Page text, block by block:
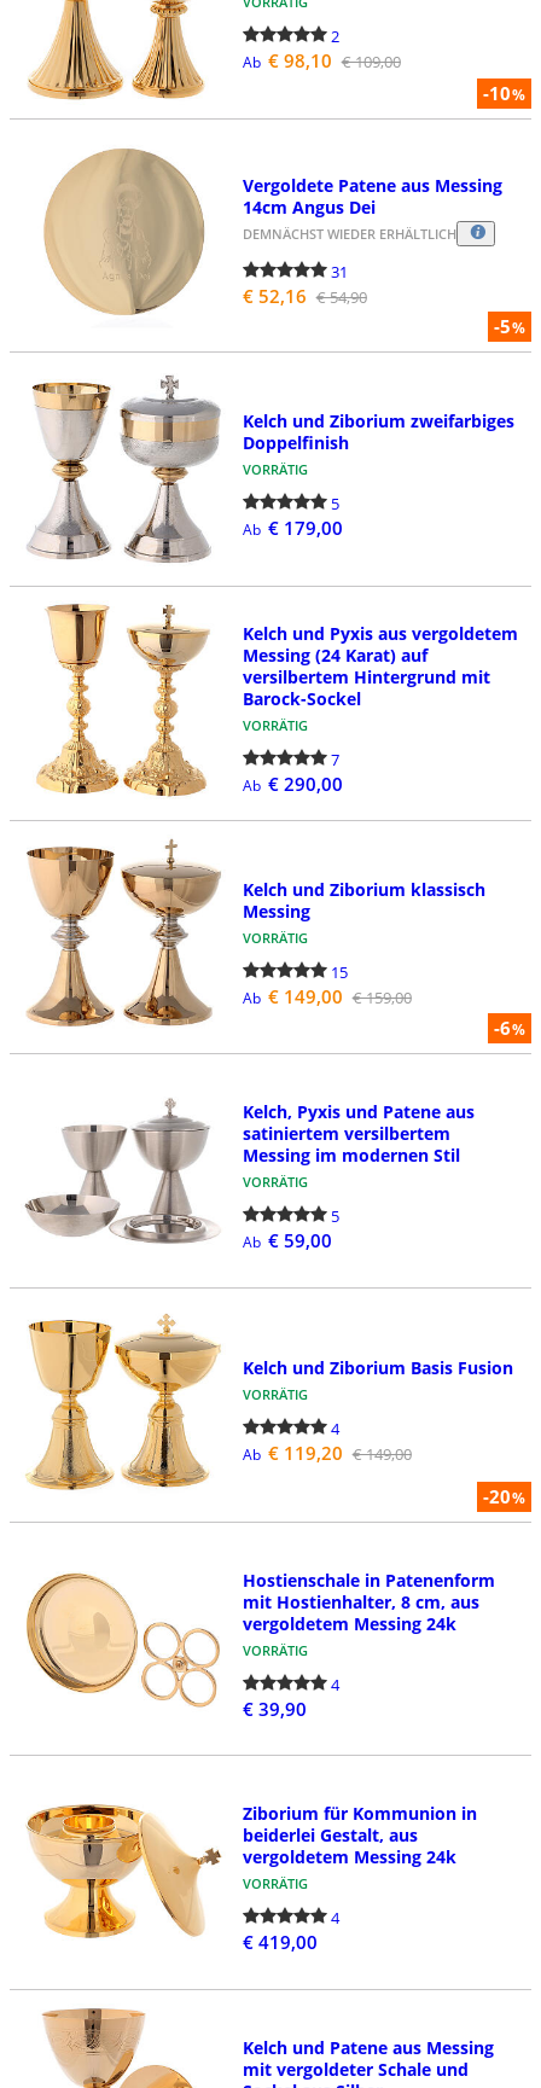
-10%
2
Ab € 98,10 € 109,00
-5%
Vergoldete Patene aus Messing
14cm Angus Dei
DEMNÄCHST WIEDER ERHÄLTLICH
31
€ 52,16 € 54,90
Kelch und Ziborium zweifarbiges
Doppelfinish
VORRÄTIG
5
Ab € 179,00
Kelch und Pyxis aus vergoldetem
Messing (24 Karat) auf
versilbertem Hintergrund mit
Barock-Sockel
VORRÄTIG
7
Ab € 290,00
-6%
Kelch und Ziborium klassisch
Messing
VORRÄTIG
15
Ab € 149,00 € 159,00
Kelch, Pyxis und Patene aus
satiniertem versilbertem
Messing im modernen Stil
VORRÄTIG
5
Ab € 59,00
-20%
Kelch und Ziborium Basis Fusion
VORRÄTIG
4
Ab € 119,20 € 149,00
Hostienschale in Patenenform
mit Hostienhalter, 8 cm, aus
vergoldetem Messing 24k
VORRÄTIG
4
€ 39,90
Ziborium für Kommunion in
beiderlei Gestalt, aus
vergoldetem Messing 24k
VORRÄTIG
4
€ 419,00
Kelch und Patene aus Messing
mit vergoldeter Schale und